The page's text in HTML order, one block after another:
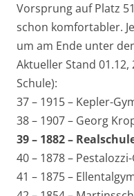
Vorsprung auf Platz
schon komfortabler.
um am Ende unter
Aktueller Stand
Schule):
37 – 1915 – Kepler-
38 – 1907 – Georg
39 – 1882 –
40 – 1878 –
41 – 1875 –